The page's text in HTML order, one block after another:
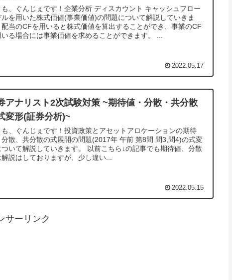
も、ぐんじぇです！企業分析 ディスカウント キャッシュフロー
ルを用いた株式価値(事業価値)の問題について解説していきま
配当のCFを用いると株式価値を算出することができ、事業のCF
いる場合には事業価値を求めることができます。 ...
2022.05.17
アナリスト2次試験対策 ~期待値・分散・共分散
変形(証券分析)~
も、ぐんじぇです！投資政策とアセットアロケーションの期待
分散、共分散の式展開の問題(2017年 午前 第8問 問3,問4)の式変
解説していきます。 以前こちら↓の記事でも期待値、分散
説はしておりますが、少し違い...
2022.05.15
サーリンク